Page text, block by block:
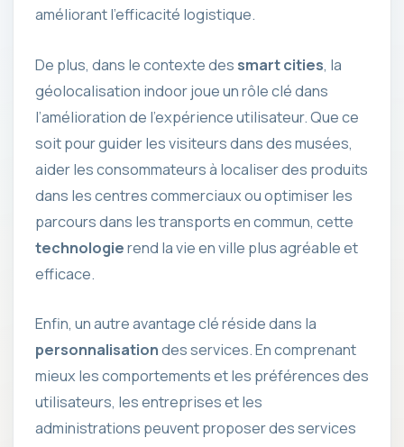
améliorant l’efficacité logistique.
De plus, dans le contexte des smart cities, la
géolocalisation indoor joue un rôle clé dans
l’amélioration de l’expérience utilisateur. Que ce
soit pour guider les visiteurs dans des musées,
aider les consommateurs à localiser des produits
dans les centres commerciaux ou optimiser les
parcours dans les transports en commun, cette
technologierend la vie en ville plus agréable et
efficace.
Enfin, un autre avantage clé réside dans la
personnalisationdes services. En comprenant
mieux les comportements et les préférences des
utilisateurs, les entreprises et les
administrations peuvent proposer des services